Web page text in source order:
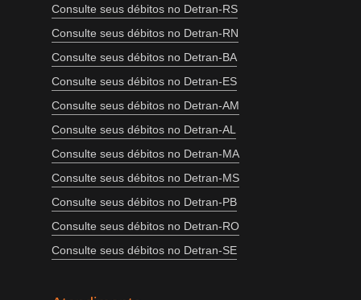
Consulte seus débitos no Detran-RS
Consulte seus débitos no Detran-RN
Consulte seus débitos no Detran-BA
Consulte seus débitos no Detran-ES
Consulte seus débitos no Detran-AM
Consulte seus débitos no Detran-AL
Consulte seus débitos no Detran-MA
Consulte seus débitos no Detran-MS
Consulte seus débitos no Detran-PB
Consulte seus débitos no Detran-RO
Consulte seus débitos no Detran-SE